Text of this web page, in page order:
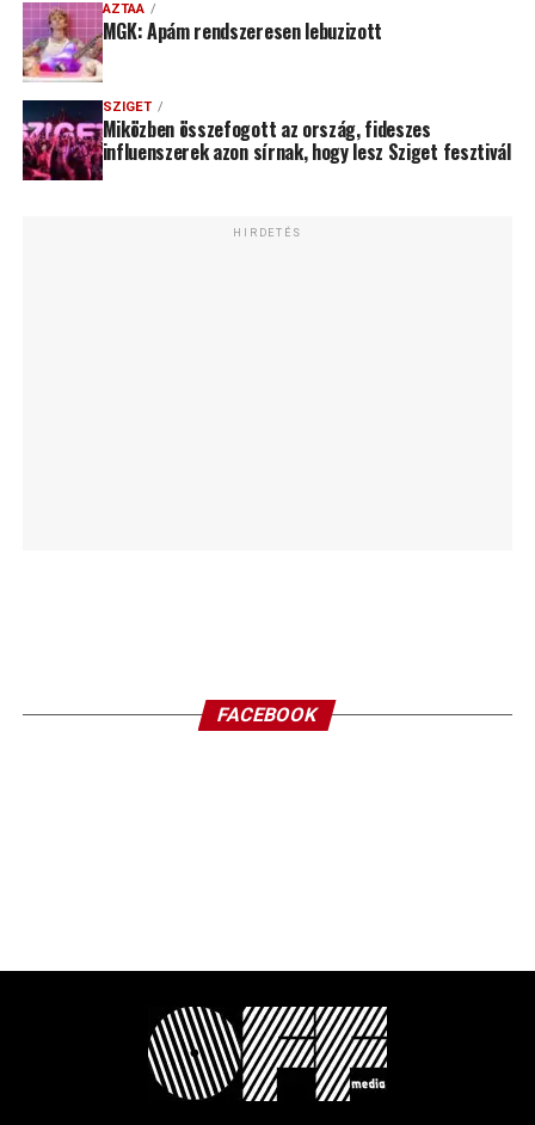
AZTAA
MGK: Apám rendszeresen lebuzizott
SZIGET
Miközben összefogott az ország, fideszes
influenszerek azon sírnak, hogy lesz Sziget fesztivál
HIRDETÉS
FACEBOOK